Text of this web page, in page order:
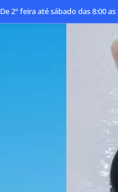
De 2º feira até sábado das 8:00 as